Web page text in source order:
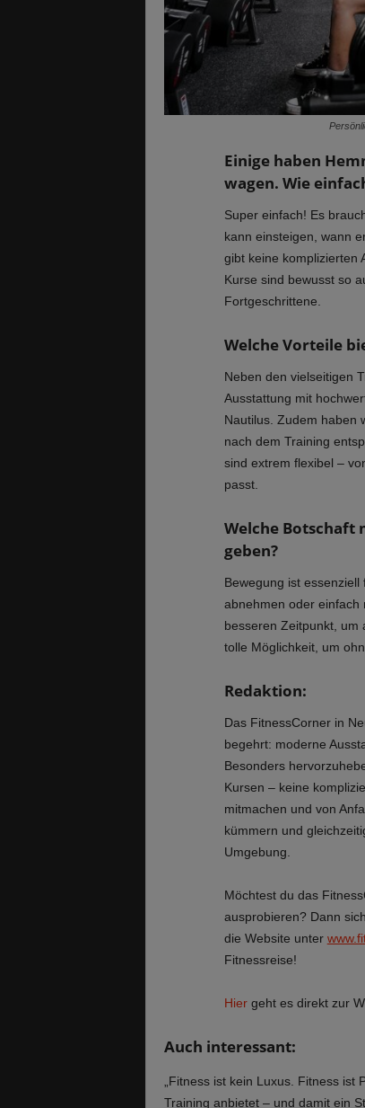
Einige haben
wagen. Wie
Super einfach! Es
kann einsteigen, wann
gibt keine komplizierten
Kurse sind bewusst so
Fortgeschrittene.
Welche Vorteile
Neben den vielseitigen
Ausstattung mit
Nautilus. Zudem haben
nach dem Training
sind extrem flexibel –
passt.
Welche Botschaft
geben?
Bewegung ist
abnehmen oder einfach
besseren Zeitpunkt, um
tolle Möglichkeit, um
Redaktion:
Das FitnessCorner in
begehrt: moderne
Besonders
Kursen – keine
mitmachen und von
kümmern und
Umgebung.
Möchtest du das
ausprobieren? Dann
die Website unter
Fitnessreise!
Hiergeht es direkt zur
Auch interessant:
„Fitness ist kein Luxus. Fitness ist
Training anbietet – und damit ein